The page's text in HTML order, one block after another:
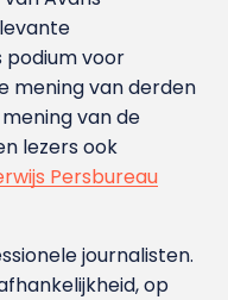
voor
mening van derden
van de
lezers ook
Persbureau
journalisten.
op